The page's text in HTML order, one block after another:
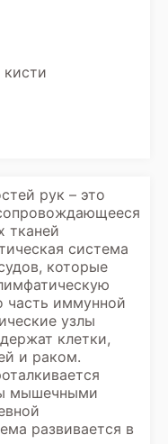
рук – это
тканей
система
которые
часть иммунной
узлы
клетки,
и раком.
мышечными
развивается в